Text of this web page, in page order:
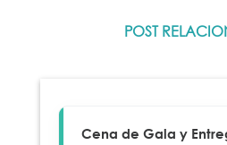
POST
Cena de Gala y